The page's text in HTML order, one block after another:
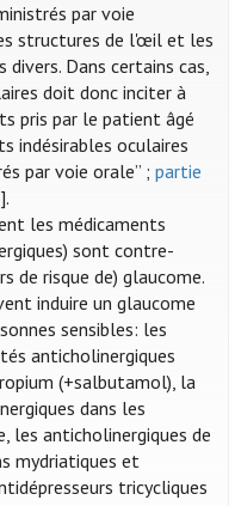
par voie
structures de l'œil et les
Dans certains cas,
doit donc inciter à
pris par le patient âgé
indésirables oculaires
par voie orale” ;partie
].
les médicaments
sont contre-
de risque de) glaucome.
induire un glaucome
sensibles: les
anticholinergiques
(+salbutamol), la
dans les
les anticholinergiques de
mydriatiques et
tricycliques